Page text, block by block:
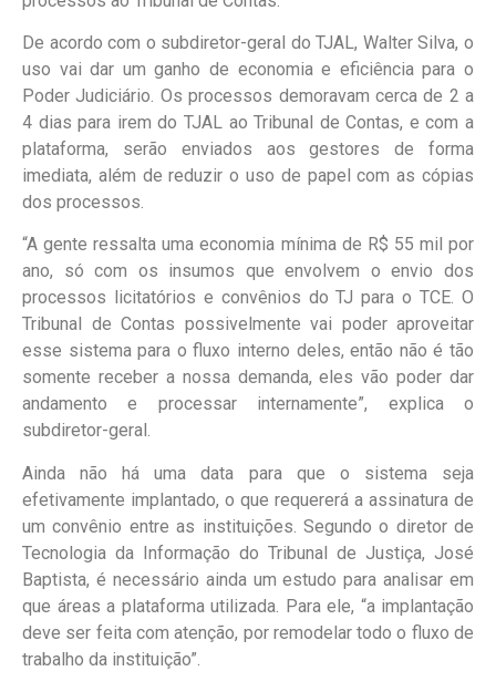
De acordo com o subdiretor-geral do TJAL, Walter Silva, o
uso vai dar um ganho de economia e eficiência para o
Poder Judiciário. Os processos demoravam cerca de 2 a
4 dias para irem do TJAL ao Tribunal de Contas, e com a
plataforma, serão enviados aos gestores de forma
imediata, além de reduzir o uso de papel com as cópias
dos processos.
“A gente ressalta uma economia mínima de R$ 55 mil por
ano, só com os insumos que envolvem o envio dos
processos licitatórios e convênios do TJ para o TCE. O
Tribunal de Contas possivelmente vai poder aproveitar
esse sistema para o fluxo interno deles, então não é tão
somente receber a nossa demanda, eles vão poder dar
andamento e processar internamente”, explica o
subdiretor-geral.
Ainda não há uma data para que o sistema seja
efetivamente implantado, o que requererá a assinatura de
um convênio entre as instituições. Segundo o diretor de
Tecnologia da Informação do Tribunal de Justiça, José
Baptista, é necessário ainda um estudo para analisar em
que áreas a plataforma utilizada. Para ele, “a implantação
deve ser feita com atenção, por remodelar todo o fluxo de
trabalho da instituição”.